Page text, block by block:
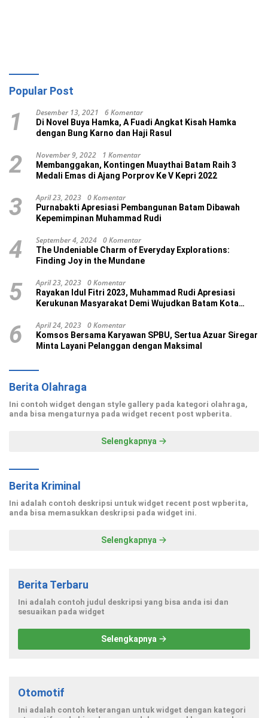
Popular Post
1 Desember 13, 2021 6 Komentar
Di Novel Buya Hamka, A Fuadi Angkat Kisah Hamka
dengan Bung Karno dan Haji Rasul
2 November 9, 2022 1 Komentar
Membanggakan, Kontingen Muaythai Batam Raih 3
Medali Emas di Ajang Porprov Ke V Kepri 2022
3 April 23, 2023 0 Komentar
Purnabakti Apresiasi Pembangunan Batam Dibawah
Kepemimpinan Muhammad Rudi
4 September 4, 2024 0 Komentar
The Undeniable Charm of Everyday Explorations:
Finding Joy in the Mundane
5 April 23, 2023 0 Komentar
Rayakan Idul Fitri 2023, Muhammad Rudi Apresiasi
Kerukunan Masyarakat Demi Wujudkan Batam Kota
6 April 24, 2023 0 Komentar
Komsos Bersama Karyawan SPBU, Sertua Azuar Siregar
Minta Layani Pelanggan dengan Maksimal
Berita Olahraga
Ini contoh widget dengan style gallery pada kategori olahraga,
anda bisa mengaturnya pada widget recent post wpberita.
Selengkapnya
Berita Kriminal
Ini adalah contoh deskripsi untuk widget recent post wpberita,
anda bisa memasukkan deskripsi pada widget ini.
Selengkapnya
Berita Terbaru
Ini adalah contoh judul deskripsi yang bisa anda isi dan
sesuaikan pada widget
Selengkapnya
Otomotif
Ini adalah contoh keterangan untuk widget dengan kategori